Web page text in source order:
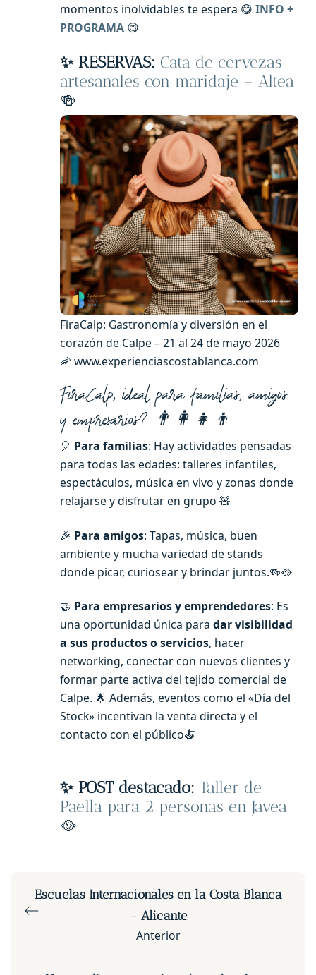
momentos inolvidables te espera 😋 INFO +
PROGRAMA 😋
✨ RESERVAS: Cata de cervezas
artesanales con maridaje – Altea
🍻
FiraCalp: Gastronomía y diversión en el
corazón de Calpe – 21 al 24 de mayo 2026
🦐 www.experienciascostablanca.com
FiraCalp, ideal para familias, amigos
y empresarios? 👨‍👩‍👧‍👦
🎈 Para familias: Hay actividades pensadas
para todas las edades: talleres infantiles,
espectáculos, música en vivo y zonas donde
relajarse y disfrutar en grupo 🧸
🎉 Para amigos: Tapas, música, buen
ambiente y mucha variedad de stands
donde picar, curiosear y brindar juntos.🍻🥘
🤝 Para empresarios y emprendedores: Es
una oportunidad única para dar visibilidad
a sus productos o servicios, hacer
networking, conectar con nuevos clientes y
formar parte activa del tejido comercial de
Calpe. 🌟 Además, eventos como el «Día del
Stock» incentivan la venta directa y el
contacto con el público🍝
✨ POST destacado: Taller de
Paella para 2 personas en Javea
🥘
Escuelas Internacionales en la Costa Blanca
- Alicante
Anterior